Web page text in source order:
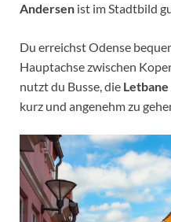
Andersen ist im Stadtbild
Du erreichst Odense
Hauptachse zwischen
nutzt du Busse, die Letbane
kurz und angenehm zu